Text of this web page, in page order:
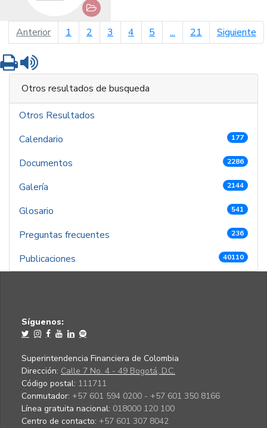
Anteriorpágina anterior
1 2 3 4 5 ... 21 Siguiente
Imprimir
Otros resultados de busqueda
Otros Resultados
Calendario
177
Documentos 2286
Galería 2144
Glosario 541
Preguntas frecuentes 236
Publicaciones 40110
Síguenos:
Superintendencia Financiera de Colombia
Dirección: Calle 7 No. 4 - 49 Bogotá, D.C.
Código postal: 111711
Conmutador: +57 601 594 0200 - +57 601 350 8166
Línea gratuita nacional: 018000 120 100
Centro de contacto: +57 601 307 8042